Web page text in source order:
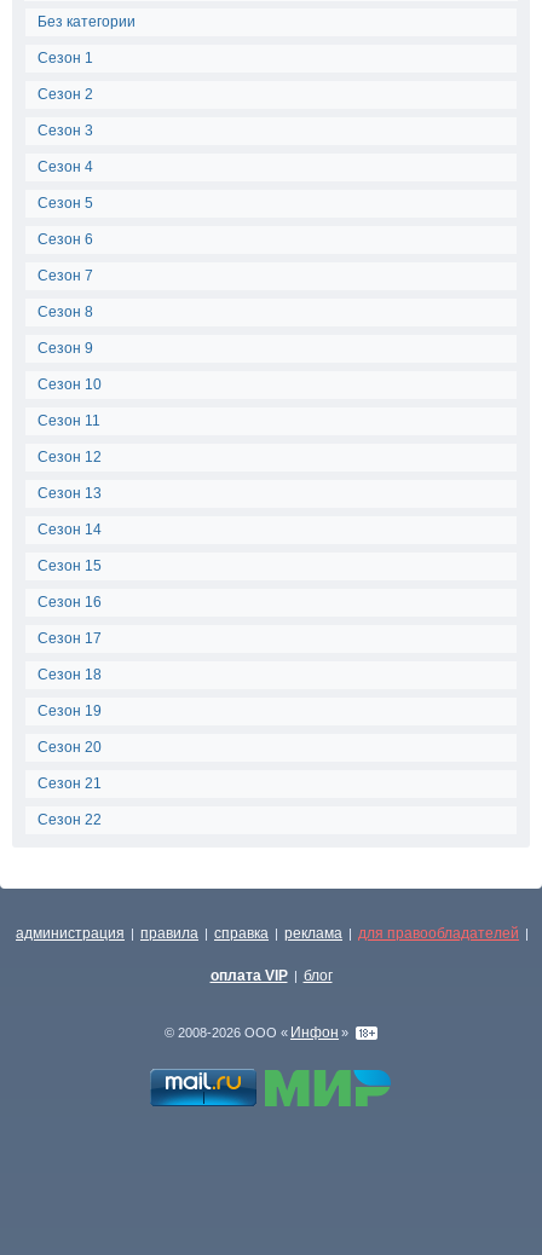
Без категории
Сезон 1
Сезон 2
Сезон 3
Сезон 4
Сезон 5
Сезон 6
Сезон 7
Сезон 8
Сезон 9
Сезон 10
Сезон 11
Сезон 12
Сезон 13
Сезон 14
Сезон 15
Сезон 16
Сезон 17
Сезон 18
Сезон 19
Сезон 20
Сезон 21
Сезон 22
администрация | правила | справка | реклама | для правообладателей |
оплата VIP | блог
© 2008-2026 ООО « Инфон »